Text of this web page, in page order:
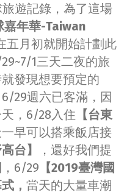
遊記錄，為了這場
嘉年華-Taiwan
五月初就開始計劃此
1三天二夜的旅
發現想要預定的
6/29週六已客滿，因
，6/28入住 【台東
一早可以搭乘飯店接
台】
，還好我們提
6/29 【2019臺灣國
， 當天的大量車潮